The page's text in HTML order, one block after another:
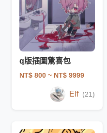
q版插圖驚喜包
NT$ 800 ~ NT$ 9999
Elf (21)